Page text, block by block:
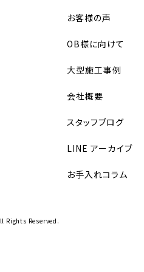
お客様の声
OB様に向けて
大型施工事例
会社概要
スタッフブログ
LINE アーカイブ
お手入れコラム
Reserved.